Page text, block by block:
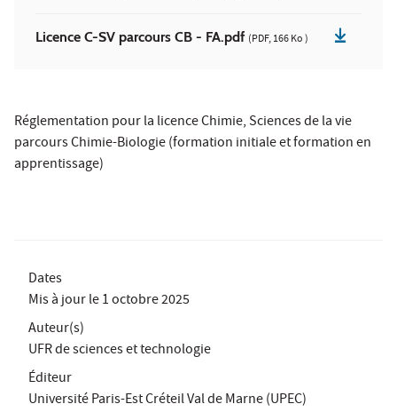
Licence C-SV parcours CB - FA.pdf (PDF, 166 Ko )
Réglementation pour la licence Chimie, Sciences de la vie
parcours Chimie-Biologie (formation initiale et formation en
apprentissage)
Dates
Mis à jour le1 octobre 2025
Auteur(s)
UFR de sciences et technologie
Éditeur
Université Paris-Est Créteil Val de Marne (UPEC)